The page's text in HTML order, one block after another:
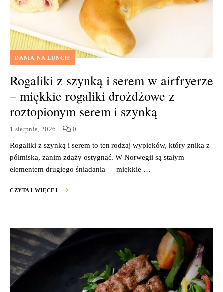
DANIA NA LUNCH
Rogaliki z szynką i serem w airfryerze
– miękkie rogaliki drożdżowe z
roztopionym serem i szynką
1 sierpnia, 2026 0
Rogaliki z szynką i serem to ten rodzaj wypieków, który znika z
półmiska, zanim zdąży ostygnąć. W Norwegii są stałym
elementem drugiego śniadania — miękkie …
CZYTAJ WIĘCEJ